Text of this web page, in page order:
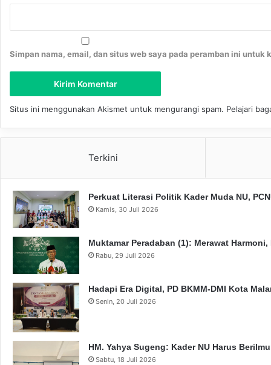
I
r
h
i
H
o
Simpan nama, email, dan situs web saya pada peramban ini untuk
Situs ini menggunakan Akismet untuk mengurangi spam. Pelajari
Terkini
Perkuat Literasi Politik Kader Muda NU,
Kamis, 30 Juli 2026
Muktamar Peradaban (1): Merawat
Rabu, 29 Juli 2026
Hadapi Era Digital, PD BKMM-DMI Kota
Senin, 20 Juli 2026
HM. Yahya Sugeng: Kader NU Harus
Sabtu, 18 Juli 2026